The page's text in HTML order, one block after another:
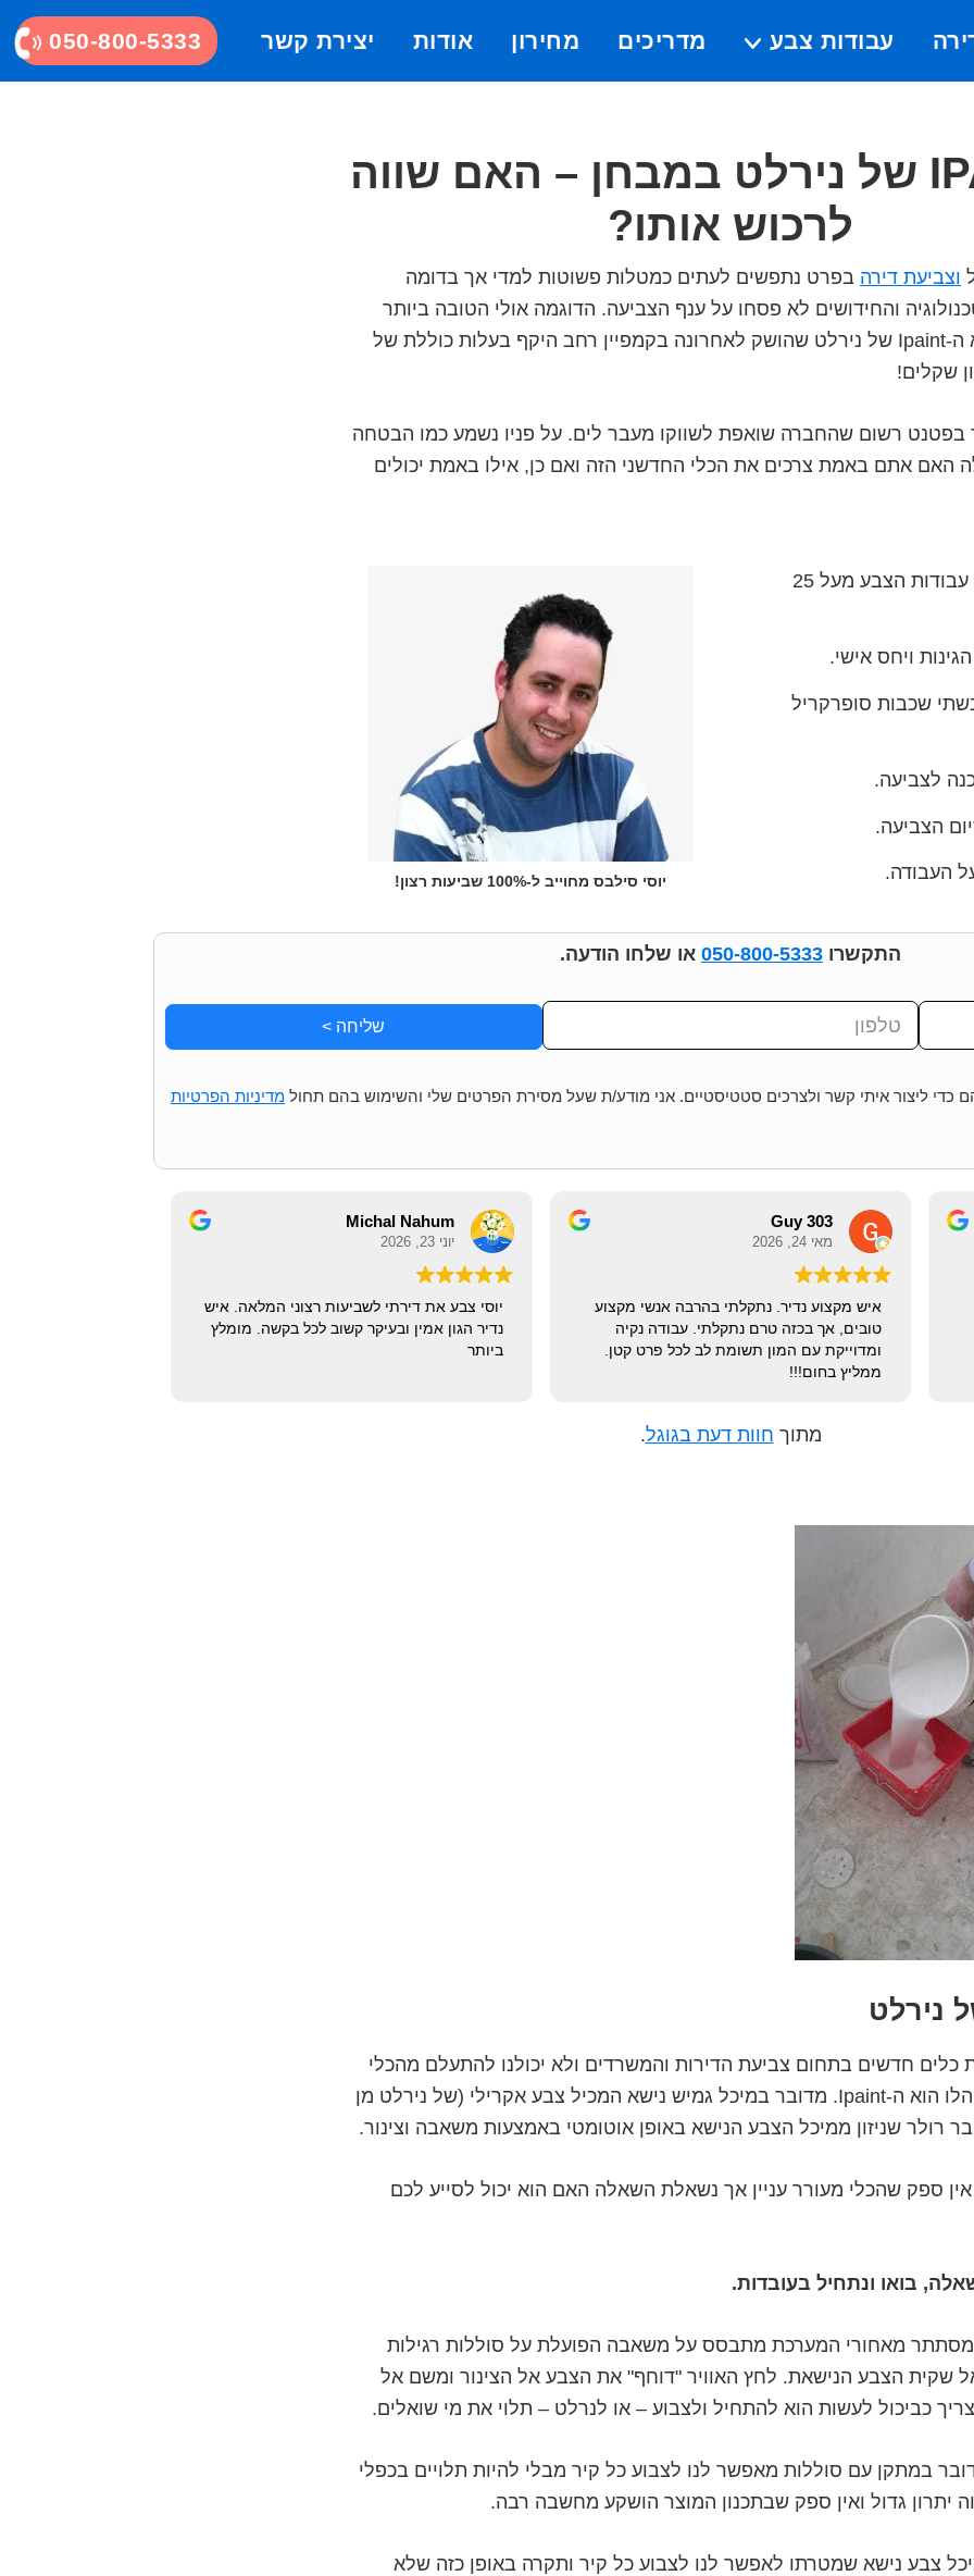
עבודות צבע Submenu
מדריכים מחירון אודות יצירת קשר 050-800-5333
ה-IPAINT של נירלט במבחן – האם שווה
לרכוש אותו?
וצביעת דירה בפרט נתפשים לעתים כמטלות פשוטות למדי אך בדומה
והחידושים לא פסחו על ענף הצביעה. הדוגמה אולי הטובה ביותר
לחידוש שכזה הוא ה-Ipaint של נירלט שהושק לאחרונה בקמפיין רחב היקף בעלות כוללת של
שקלים!
בפטנט רשום שהחברה שואפת לשווקו מעבר לים. על פניו נשמע כמו הבטחה
אתם באמת צרכים את הכלי החדשני הזה ואם כן, אילו באמת יכולים
ביצוע כל עבודות הצבע מעל 25
ויחס אישי.
שכבות סופרקריל
לצביעה.
הצביעה.
העבודה. יוסי סילבס מחוייב ל-100% שביעות רצון!
התקשרו 050-800-5333 או שלחו הודעה.
שליחה >
ליצור איתי קשר ולצרכים סטטיסטיים. אני מודע/ת שעל מסירת הפרטים שלי והשימוש בהם תחול מדיניות הפרטיות
Michal Nahum
יוני 23, 2026
יוסי צבע את דירתי לשביעות רצוני המלאה. איש
נדיר הגון אמין ובעיקר קשוב לכל בקשה. מומלץ
ביותר
Guy 303
מאי 24, 2026
איש מקצוע נדיר. נתקלתי בהרבה אנשי מקצוע
טובים, אך בכזה טרם נתקלתי. עבודה נקיה
ומדוייקת עם המון תשומת לב לכל פרט קטן.
ממליץ בחום!!!
מתוך חוות דעת בגוגל.
כלים חדשים בתחום צביעת הדירות והמשרדים ולא יכולנו להתעלם מהכלי
החדש של נירלט הלו הוא ה-Ipaint. מדובר במיכל גמיש נישא המכיל צבע אקרילי (של נירלט מן
רולר שניזון ממיכל הצבע הנישא באופן אוטומטי באמצעות משאבה וצינור.
ספק שהכלי מעורר עניין אך נשאלת השאלה האם הוא יכול לסייע לכם
בואו ונתחיל בעובדות.
מאחורי המערכת מתבסס על משאבה הפועלת על סוללות רגילות
אל שקית הצבע הנישאת. לחץ האוויר "דוחף" את הצבע אל הצינור ומשם אל
כביכול לעשות הוא להתחיל ולצבוע – או לנרלט – תלוי את מי שואלים.
במתקן עם סוללות מאפשר לנו לצבוע כל קיר מבלי להיות תלויים בכפלי
יתרון גדול ואין ספק שבתכנון המוצר הושקע מחשבה רבה.
צבע נישא שמטרתו לאפשר לנו לצבוע כל קיר ותקרה באופן כזה שלא